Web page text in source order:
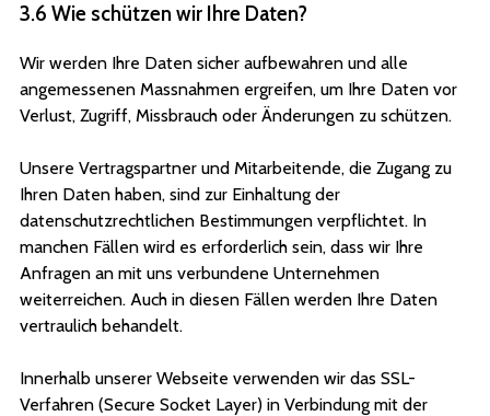
3.6 Wie schützen wir Ihre Daten?
Wir werden Ihre Daten sicher aufbewahren und alle
angemessenen Massnahmen ergreifen, um Ihre Daten vor
Verlust, Zugriff, Missbrauch oder Änderungen zu schützen.
Unsere Vertragspartner und Mitarbeitende, die Zugang zu
Ihren Daten haben, sind zur Einhaltung der
datenschutzrechtlichen Bestimmungen verpflichtet. In
manchen Fällen wird es erforderlich sein, dass wir Ihre
Anfragen an mit uns verbundene Unternehmen
weiterreichen. Auch in diesen Fällen werden Ihre Daten
vertraulich behandelt.
Innerhalb unserer Webseite verwenden wir das SSL-
Verfahren (Secure Socket Layer) in Verbindung mit der